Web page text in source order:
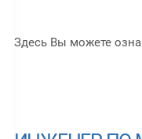
Здесь Вы можете